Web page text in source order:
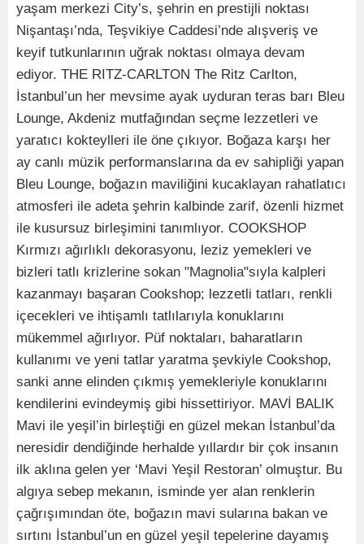
yaşam merkezi City’s, şehrin en prestijli noktası
Nişantaşı’nda, Teşvikiye Caddesi’nde alışveriş ve
keyif tutkunlarının uğrak noktası olmaya devam
ediyor. THE RITZ-CARLTON The Ritz Carlton,
İstanbul’un her mevsime ayak uyduran teras barı Bleu
Lounge, Akdeniz mutfağından seçme lezzetleri ve
yaratıcı kokteylleri ile öne çıkıyor. Boğaza karşı her
ay canlı müzik performanslarına da ev sahipliği yapan
Bleu Lounge, boğazın maviliğini kucaklayan rahatlatıcı
atmosferi ile adeta şehrin kalbinde zarif, özenli hizmet
ile kusursuz birleşimini tanımlıyor. COOKSHOP
Kırmızı ağırlıklı dekorasyonu, leziz yemekleri ve
bizleri tatlı krizlerine sokan "Magnolia"sıyla kalpleri
kazanmayı başaran Cookshop; lezzetli tatları, renkli
içecekleri ve ihtişamlı tatlılarıyla konuklarını
mükemmel ağırlıyor. Püf noktaları, baharatların
kullanımı ve yeni tatlar yaratma şevkiyle Cookshop,
sanki anne elinden çıkmış yemekleriyle konuklarını
kendilerini evindeymiş gibi hissettiriyor. MAVİ BALIK
Mavi ile yeşil’in birleştiği en güzel mekan İstanbul’da
neresidir dendiğinde herhalde yıllardır bir çok insanın
ilk aklına gelen yer ‘Mavi Yeşil Restoran’ olmuştur. Bu
algıya sebep mekanın, isminde yer alan renklerin
çağrışımından öte, boğazın mavi sularına bakan ve
sırtını İstanbul’un en güzel yeşil tepelerine dayamış